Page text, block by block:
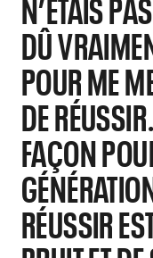
N’ÉTAIS
DÛ
POUR ME
DE
FAÇON
RÉUSSIR